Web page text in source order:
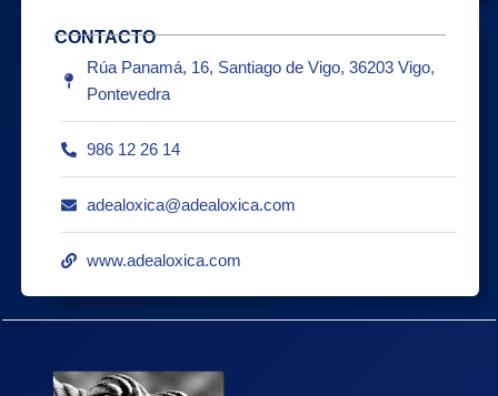
CONTACTO
Rúa Panamá, 16, Santiago de Vigo, 36203 Vigo,
Pontevedra
986 12 26 14
adealoxica@adealoxica.com
www.adealoxica.com